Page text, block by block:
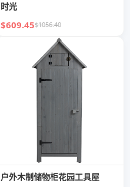
时光
$609.45$1056.40
户外木制储物柜花园工具屋